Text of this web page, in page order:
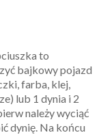
to
bajkowy pojazd
farba, klej,
lub 1 dynia i 2
należy wyciąć
dynię. Na końcu